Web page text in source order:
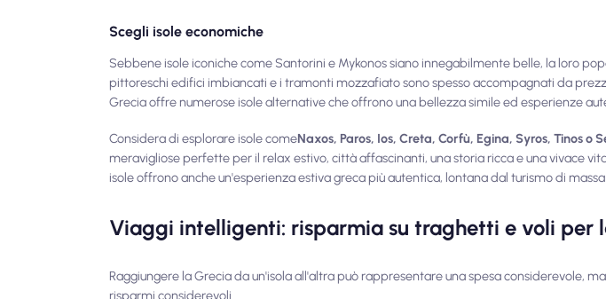
Scegli isole economiche
Sebbene isole iconiche come Santorini e Mykonos siano innegabilmente belle, la loro
pittoreschi edifici imbiancati e i tramonti mozzafiato sono spesso accompagnati da
Grecia offre numerose isole alternative che offrono una bellezza simile ed esperienze
Considera di esplorare isole comeNaxos, Paros, Ios, Creta, Corfù, Egina, Syros, Tinos o
meravigliose perfette per il relax estivo, città affascinanti, una storia ricca e una vivace
isole offrono anche un'esperienza estiva greca più autentica, lontana dal turismo di
Viaggi intelligenti: risparmia su traghetti e voli per
Raggiungere la Grecia da un'isola all'altra può rappresentare una spesa considerevole,
risparmi considerevoli.